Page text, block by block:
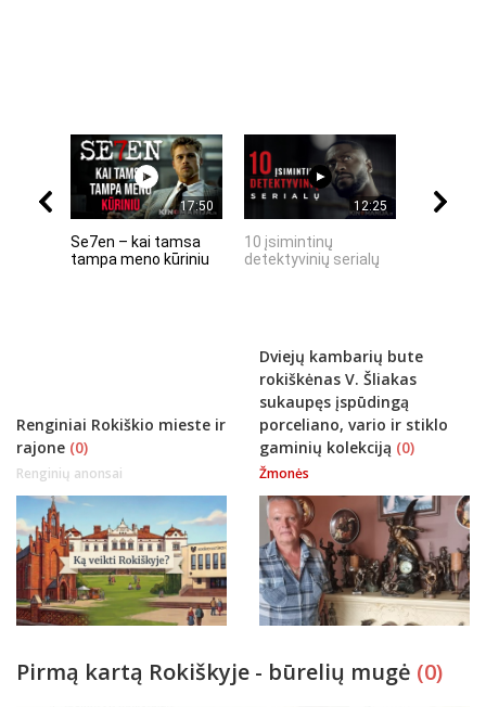
17:50
Se7en – kai tamsa
tampa meno kūriniu
12:25
10 įsimintinų
detektyvinių serialų
Renginiai Rokiškio mieste ir
rajone (0)
Renginių anonsai
Dviejų kambarių bute
rokiškėnas V. Šliakas
sukaupęs įspūdingą
porceliano, vario ir stiklo
gaminių kolekciją (0)
Žmonės
Pirmą kartą Rokiškyje - būrelių mugė (0)